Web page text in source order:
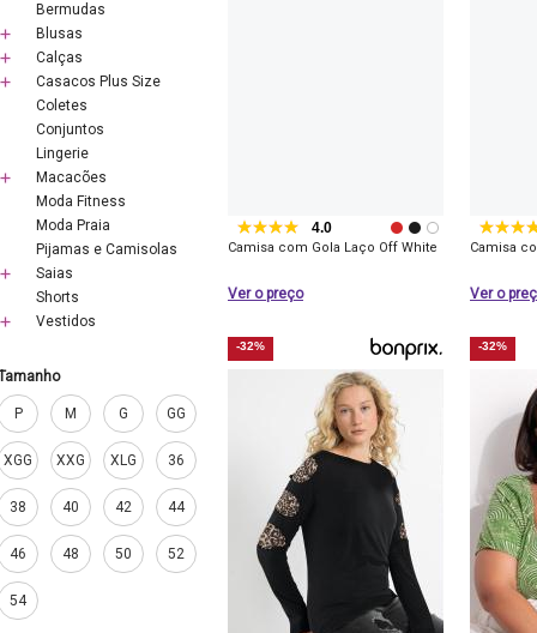
Bermudas
Blusas
Calças
Casacos Plus Size
Coletes
Conjuntos
Lingerie
Macacões
Moda Fitness
Moda Praia
Pijamas e Camisolas
Saias
Shorts
Vestidos
P M G GG
XGG XXG XLG 36
38 40 42 44
46 48 50 52
54
4.0
Camisa com Gola Laço Off White
Ver o preço
Camisa
Ver o
-32% -32%